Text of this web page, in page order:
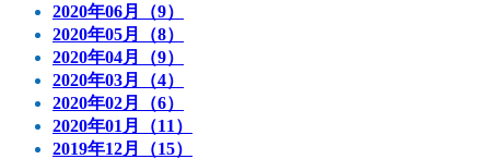
2020年06月（9）
2020年05月（8）
2020年04月（9）
2020年03月（4）
2020年02月（6）
2020年01月（11）
2019年12月（15）